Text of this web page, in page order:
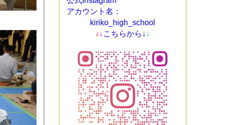
アカウント名：
kiriko_high_school
↓ ↓ こちらから↓ ↓